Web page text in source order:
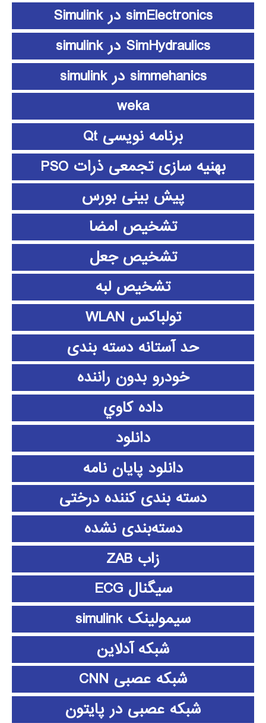
simElectronics در Simulink
SimHydraulics در simulink
simmehanics در simulink
weka
برنامه نویسی Qt
بهنیه سازی تجمعی ذرات PSO
پیش بینی بورس
تشخیص امضا
تشخیص جعل
تشخیص لبه
تولباکس WLAN
حد آستانه دسته بندی
خودرو بدون راننده
داده كاوي
دانلود
دانلود پايان نامه
دسته بندی کننده درختی
دسته‌بندی نشده
زاب ZAB
سیگنال ECG
سیمولینک simulink
شبکه آدلاین
شبکه عصبی CNN
شبکه عصبی در پایتون